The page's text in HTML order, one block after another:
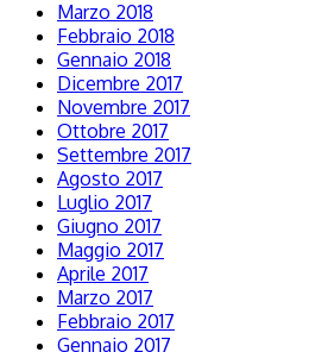
Marzo 2018
Febbraio 2018
Gennaio 2018
Dicembre 2017
Novembre 2017
Ottobre 2017
Settembre 2017
Agosto 2017
Luglio 2017
Giugno 2017
Maggio 2017
Aprile 2017
Marzo 2017
Febbraio 2017
Gennaio 2017